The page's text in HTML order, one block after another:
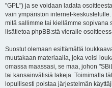
"GPL") ja se voidaan ladata osoitteesta
vain ympäristön internet-
mitä sallimme tai kiellämme sopivana
lisätietoa phpBB:stä vieraile
Suostut olemaan esittämättä
muutakaan materiaalia, joka voisi
omassa maassasi, se maa, johon
tai kansainvälisiä lakeja. Toimimalla
lopullisesti poistaa järjestelmän